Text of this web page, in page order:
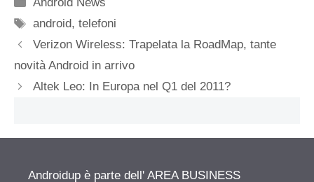
Android News
Tag
android,telefoni
Verizon Wireless: Trapelata la RoadMap, tante
novità Android in arrivo
Altek Leo: In Europa nel Q1 del 2011?
Androidup è parte dell' AREA BUSINESS